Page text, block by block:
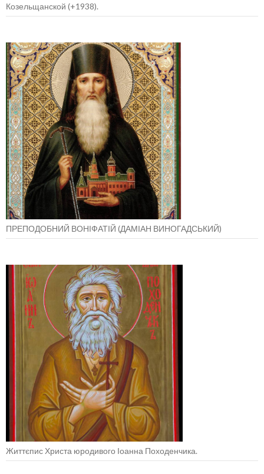
Козельщанской (+1938).
ПРЕПОДОБНИЙ ВОНІФАТІЙ (ДАМІАН ВИНОГАДСЬКИЙ)
Життєпис Христа юродивого Іоанна Походенчика.